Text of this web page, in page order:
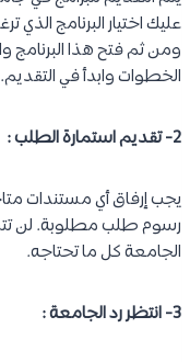
عليك اختيار البرنامج
الخطوات وابدأ في التقديم.
2- تقديم استمارة الطلب :
يجب إرفاق أي مستندات
رسوم طلب مطلوبة. لن
الجامعة كل ما تحتاجه.
3- انتظر رد الجامعة :